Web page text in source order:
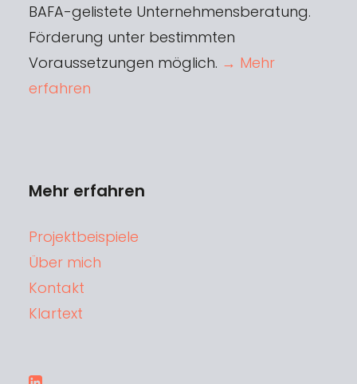
BAFA-gelistete Unternehmensberatung.
Förderung unter bestimmten
Voraussetzungen möglich. → Mehr
erfahren
Mehr erfahren
Projektbeispiele
Über mich
Kontakt
Klartext